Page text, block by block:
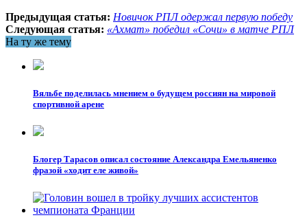
Предыдущая статья: Новичок РПЛ одержал первую победу
Следующая статья: «Ахмат» победил «Сочи» в матче РПЛ
На ту же тему
Вяльбе поделилась мнением о будущем россиян на мировой
спортивной арене
Блогер Тарасов описал состояние Александра Емельяненко
фразой «ходит еле живой»